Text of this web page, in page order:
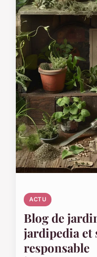
ACTU
Blog de
jardipedia et
responsable